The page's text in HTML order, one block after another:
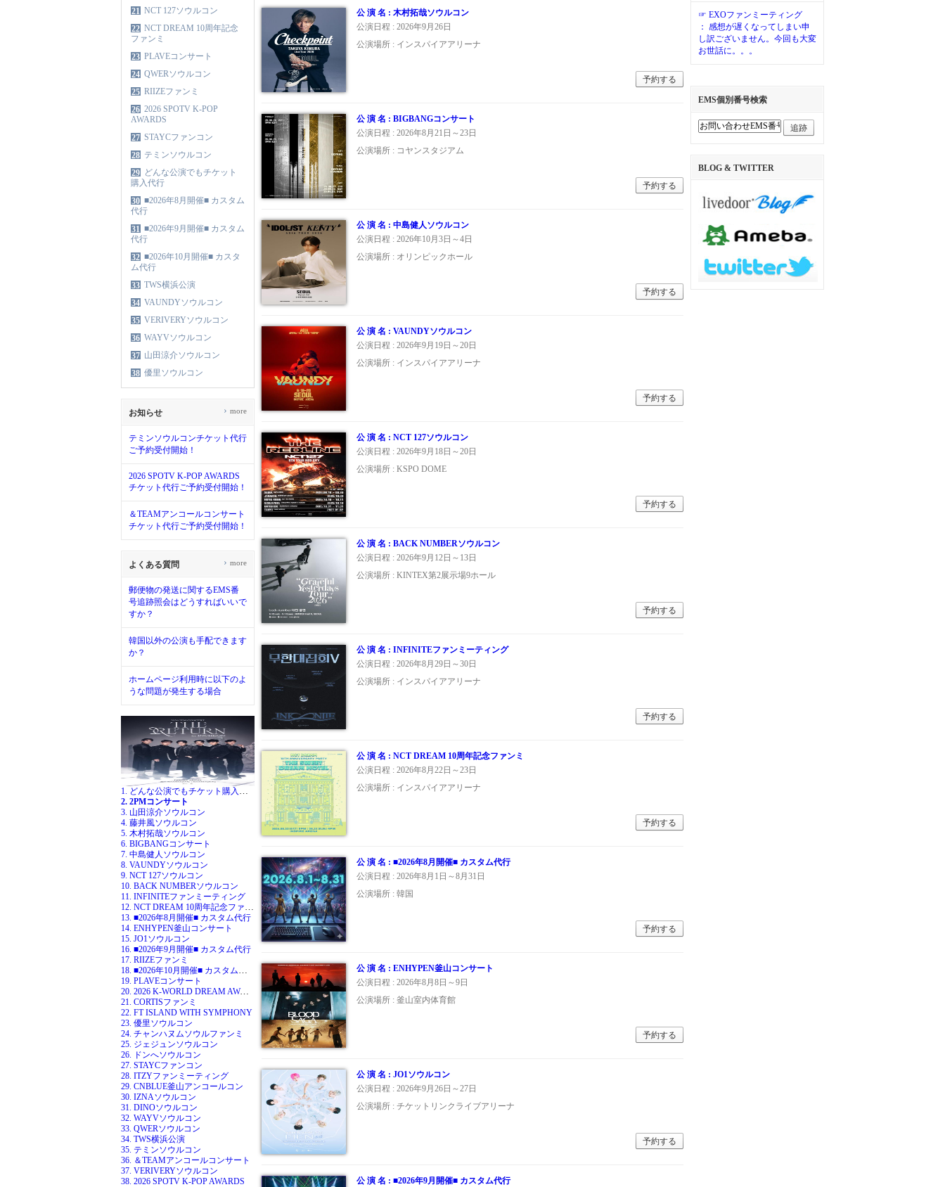
21 NCT 127ソウルコン
22 NCT DREAM 10周年記念
ファンミ
23 PLAVEコンサート
24 QWERソウルコン
25 RIIZEファンミ
26 2026 SPOTV K-POP
AWARDS
27 STAYCファンコン
28 テミンソウルコン
29 どんな公演でもチケット
購入代行
30 ■2026年8月開催■ カスタム
代行
31 ■2026年9月開催■ カスタム
代行
32 ■2026年10月開催■ カスタ
ム代行
33 TWS横浜公演
34 VAUNDYソウルコン
35 VERIVERYソウルコン
36 WAYVソウルコン
37 山田涼介ソウルコン
38 優里ソウルコン
お知らせ
テミンソウルコンチケット代行
ご予約受付開始！
2026 SPOTV K-POP AWARDS
チケット代行ご予約受付開始！
＆TEAMアンコールコンサート
チケット代行ご予約受付開始！
› more
よくある質問
郵便物の発送に関するEMS番
号追跡照会はどうすればいいで
すか？
韓国以外の公演も手配できます
か？
ホームページ利用時に以下のよ
うな問題が発生する場合
› more
1. どんな公演でもチケット購入代行
2. 2PMコンサート
3. 山田涼介ソウルコン
4. 藤井風ソウルコン
5. 木村拓哉ソウルコン
6. BIGBANGコンサート
7. 中島健人ソウルコン
8. VAUNDYソウルコン
9. NCT 127ソウルコン
10. BACK NUMBERソウルコン
11. INFINITEファンミーティング
12. NCT DREAM 10周年記念ファンミ
13. ■2026年8月開催■ カスタム代行
14. ENHYPEN釜山コンサート
15. JO1ソウルコン
16. ■2026年9月開催■ カスタム代行
17. RIIZEファンミ
18. ■2026年10月開催■ カスタム代行
19. PLAVEコンサート
20. 2026 K-WORLD DREAM AWARDS
21. CORTISファンミ
22. FT ISLAND WITH SYMPHONY
23. 優里ソウルコン
24. チャンハヌムソウルファンミ
25. ジェジュンソウルコン
26. ドンへソウルコン
27. STAYCファンコン
28. ITZYファンミーティング
29. CNBLUE釜山アンコールコン
30. IZNAソウルコン
31. DINOソウルコン
32. WAYVソウルコン
33. QWERソウルコン
34. TWS横浜公演
35. テミンソウルコン
36. ＆TEAMアンコールコンサート
37. VERIVERYソウルコン
38. 2026 SPOTV K-POP AWARDS
公 演 名 : 木村拓哉ソウルコン
公演日程 : 2026年9月26日
公演場所 : インスパイアアリーナ
予約する
公 演 名 : BIGBANGコンサート
公演日程 : 2026年8月21日～23日
公演場所 : コヤンスタジアム
予約する
公 演 名 : 中島健人ソウルコン
公演日程 : 2026年10月3日～4日
公演場所 : オリンピックホール
予約する
公 演 名 : VAUNDYソウルコン
公演日程 : 2026年9月19日～20日
公演場所 : インスパイアアリーナ
予約する
公 演 名 : NCT 127ソウルコン
公演日程 : 2026年9月18日～20日
公演場所 : KSPO DOME
予約する
公 演 名 : BACK NUMBERソウルコン
公演日程 : 2026年9月12日～13日
公演場所 : KINTEX第2展示場9ホール
予約する
公 演 名 : INFINITEファンミーティング
公演日程 : 2026年8月29日～30日
公演場所 : インスパイアアリーナ
予約する
公 演 名 : NCT DREAM 10周年記念ファンミ
公演日程 : 2026年8月22日～23日
公演場所 : インスパイアアリーナ
予約する
公 演 名 : ■2026年8月開催■ カスタム代行
公演日程 : 2026年8月1日～8月31日
公演場所 : 韓国
予約する
公 演 名 : ENHYPEN釜山コンサート
公演日程 : 2026年8月8日～9日
公演場所 : 釜山室内体育館
予約する
公 演 名 : JO1ソウルコン
公演日程 : 2026年9月26日～27日
公演場所 : チケットリンクライブアリーナ
予約する
公 演 名 : ■2026年9月開催■ カスタム代行
☞ EXOファンミーティング
： 感想が遅くなってしまい申
し訳ございません。今回も大変
お世話に。。。
EMS個別番号検索
追跡
BLOG & TWITTER